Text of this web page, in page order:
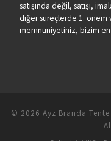
satışında değil, satışı,
diğer süreçlerde 1. önem
memnuniyetiniz, bizim en
© 2026 Ayz Branda